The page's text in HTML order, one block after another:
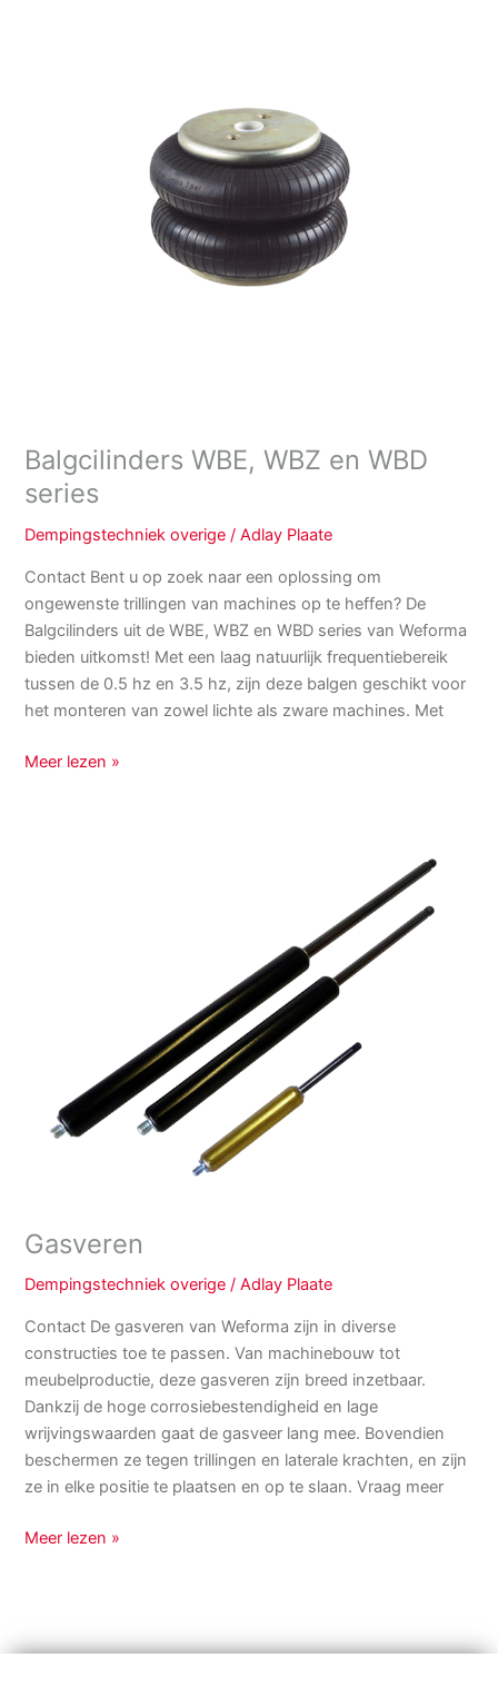
Balgcilinders WBE, WBZ en WBD
series
Dempingstechniek overige /Adlay Plaate
Contact Bent u op zoek naar een oplossing om
ongewenste trillingen van machines op te heffen? De
Balgcilinders uit de WBE, WBZ en WBD series van Weforma
bieden uitkomst! Met een laag natuurlijk frequentiebereik
tussen de 0.5 hz en 3.5 hz, zijn deze balgen geschikt voor
het monteren van zowel lichte als zware machines. Met
Meer lezen »
Gasveren
Dempingstechniek overige /Adlay Plaate
Contact De gasveren van Weforma zijn in diverse
constructies toe te passen. Van machinebouw tot
meubelproductie, deze gasveren zijn breed inzetbaar.
Dankzij de hoge corrosiebestendigheid en lage
wrijvingswaarden gaat de gasveer lang mee. Bovendien
beschermen ze tegen trillingen en laterale krachten, en zijn
ze in elke positie te plaatsen en op te slaan. Vraag meer
Meer lezen »